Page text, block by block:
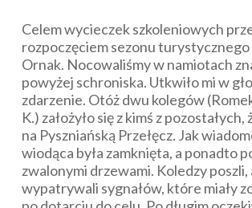
Celem wycieczek szkoleniowych
rozpoczęciem sezonu turystycznego
Ornak. Nocowaliśmy w namiotach
powyżej schroniska. Utkwiło mi w
zdarzenie. Otóż dwu kolegów
K.) założyło się z kimś z
na Pyszniańską Przełęcz. Jak
wiodąca była zamknięta, a ponadto
zwalonymi drzewami. Koledzy poszli,
wypatrywali sygnałów, które miały